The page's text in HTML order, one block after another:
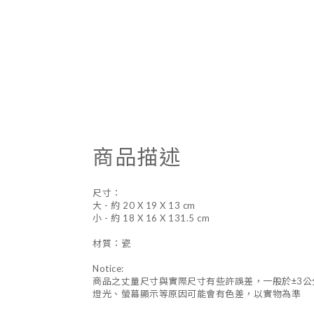
商品描述
尺寸：
大 - 約 20 X 19 X 13 cm
小 - 約 18 X 16 X 131.5 cm
材質：瓷
Notice:
商品之丈量尺寸與實際尺寸有些許誤差，一般於±3
燈光、螢幕顯示等原因可能會有色差，以實物為準